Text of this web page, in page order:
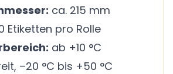
ca. 215 mm
Etiketten pro Rolle
ab +10 °C
–20 °C bis +50 °C